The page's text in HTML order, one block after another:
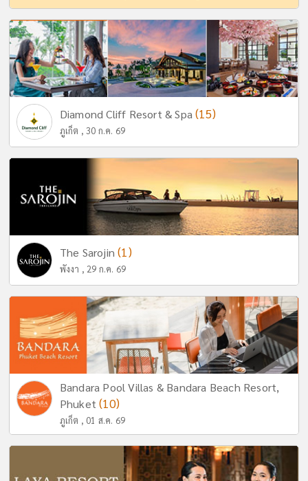
Diamond Cliff Resort & Spa(15)
ภูเก็ต , 30 ก.ค. 69
The Sarojin(1)
พังงา , 29 ก.ค. 69
Bandara Pool Villas & Bandara Beach Resort,
Phuket(10)
ภูเก็ต , 01 ส.ค. 69